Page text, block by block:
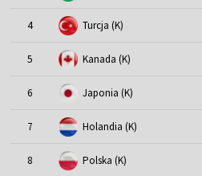
4 Turcja (K)
5 Kanada (K)
6 Japonia (K)
7 Holandia (K)
8 Polska (K)